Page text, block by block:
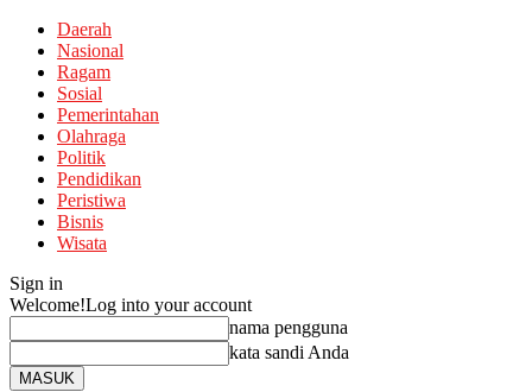
Daerah
Nasional
Ragam
Sosial
Pemerintahan
Olahraga
Politik
Pendidikan
Peristiwa
Bisnis
Wisata
Sign in
Welcome!Log into your account
nama pengguna
kata sandi Anda